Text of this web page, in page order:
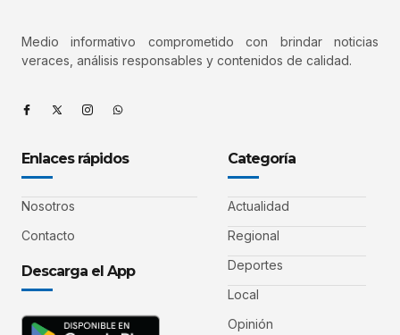
Medio informativo comprometido con brindar noticias
veraces, análisis responsables y contenidos de calidad.
Enlaces rápidos
Nosotros
Contacto
Descarga el App
Categoría
Actualidad
Regional
Deportes
Local
Opinión